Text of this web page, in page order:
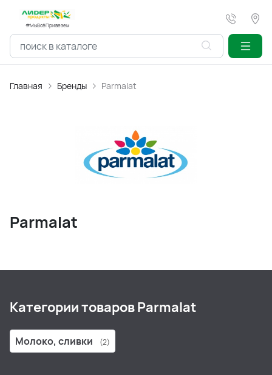
#МыВсёПривезем
Главная Бренды Parmalat
Parmalat
Категории товаров Parmalat
Молоко, сливки (2)